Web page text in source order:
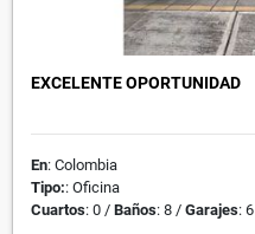
EXCELENTE OPORTUNIDAD
En: Colombia
Tipo:: Oficina
Cuartos: 0 / Baños: 8 / Garajes: 6